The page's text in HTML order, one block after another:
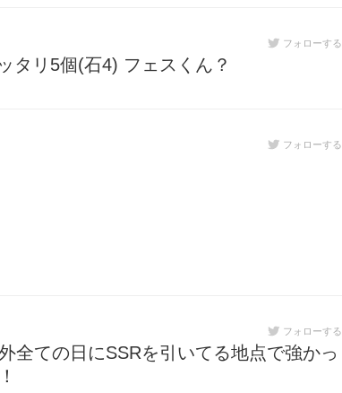
フォローする
タリ5個(石4) フェスくん？
フォローする
フォローする
全ての日にSSRを引いてる地点で強かっ